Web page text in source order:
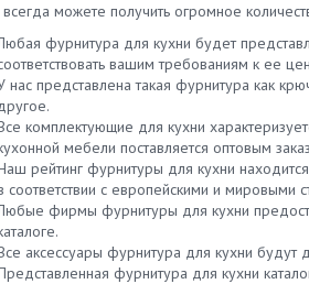
клипсы с обратной
заглушки для цоколя кухни.
осуществите крепление
к ножкам кухни простым
Монтаж не требуется
навыков – достаточно
купить качественный цоколь
100 мм или 150 мм, учесть
и наличие угловых
обеспечить соответствие
и фактуры параметрам
Остальное – дело техники.
из пластика для кухни
можете получить огромное
фурнитура для кухни будет
вашим требованиям к ее
нас представлена такая фурнитура как
другое.
комплектующие для кухни
мебели поставляется оптовым
рейтинг фурнитуры для кухни
соответствии с европейскими и мировыми
фирмы фурнитуры для кухни
аксессуары фурнитура для кухни будут
фурнитура для кухни